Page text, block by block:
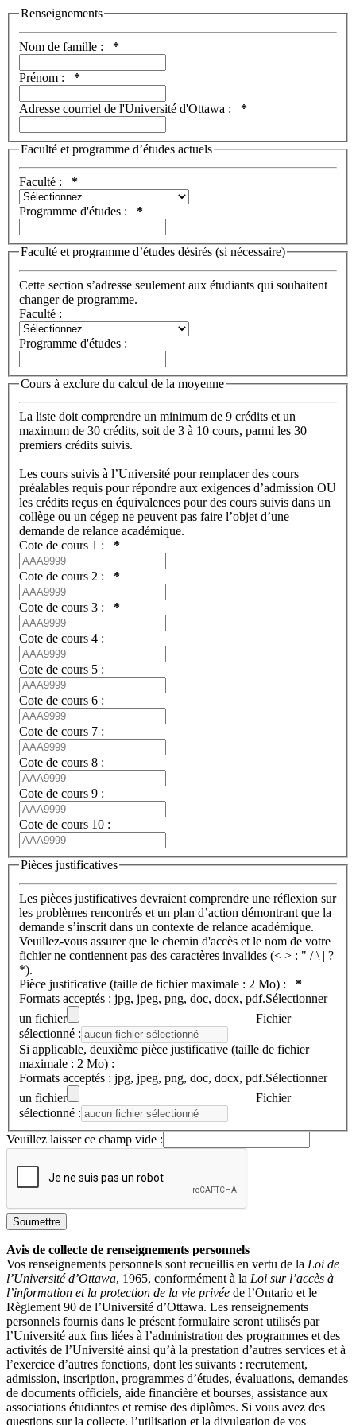
Renseignements
Nom de famille : *
Prénom : *
Adresse courriel de l'Université d'Ottawa : *
Faculté et programme d’études actuels
Faculté : *
Programme d'études : *
Faculté et programme d’études désirés (si nécessaire)
Cette section s’adresse seulement aux étudiants qui souhaitent
changer de programme.
Faculté :
Programme d'études :
Cours à exclure du calcul de la moyenne
La liste doit comprendre un minimum de 9 crédits et un
maximum de 30 crédits, soit de 3 à 10 cours, parmi les 30
premiers crédits suivis.
Les cours suivis à l’Université pour remplacer des cours
préalables requis pour répondre aux exigences d’admission OU
les crédits reçus en équivalences pour des cours suivis dans un
collège ou un cégep ne peuvent pas faire l’objet d’une
demande de relance académique.
Cote de cours 1 : *
Cote de cours 2 : *
Cote de cours 3 : *
Cote de cours 4 :
Cote de cours 5 :
Cote de cours 6 :
Cote de cours 7 :
Cote de cours 8 :
Cote de cours 9 :
Cote de cours 10 :
Pièces justificatives
Les pièces justificatives devraient comprendre une réflexion sur
les problèmes rencontrés et un plan d’action démontrant que la
demande s’inscrit dans un contexte de relance académique.
Veuillez-vous assurer que le chemin d'accès et le nom de votre
fichier ne contiennent pas des caractères invalides (< > : " / \ | ?
*).
Pièce justificative (taille de fichier maximale : 2 Mo) : *
Formats acceptés : jpg, jpeg, png, doc, docx, pdf.Sélectionner
un fichier
Fichier
sélectionné :
Si applicable, deuxième pièce justificative (taille de fichier
maximale : 2 Mo) :
Formats acceptés : jpg, jpeg, png, doc, docx, pdf.Sélectionner
un fichier
Fichier
sélectionné :
Veuillez laisser ce champ vide :
Avis de collecte de renseignements personnels
Vos renseignements personnels sont recueillis en vertu de la Loi de
l’Université d’Ottawa, 1965, conformément à la Loi sur l’accès à
l’information et la protection de la vie privée de l’Ontario et le
Règlement 90 de l’Université d’Ottawa. Les renseignements
personnels fournis dans le présent formulaire seront utilisés par
l’Université aux fins liées à l’administration des programmes et des
activités de l’Université ainsi qu’à la prestation d’autres services et à
l’exercice d’autres fonctions, dont les suivants : recrutement,
admission, inscription, programmes d’études, évaluations, demandes
de documents officiels, aide financière et bourses, assistance aux
associations étudiantes et remise des diplômes. Si vous avez des
questions sur la collecte, l’utilisation et la divulgation de vos